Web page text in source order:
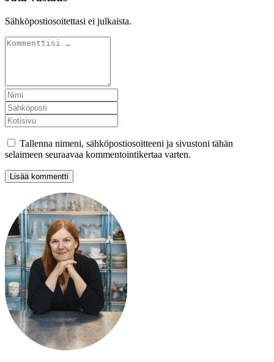
Sähköpostiosoitettasi ei julkaista.
Tallenna nimeni, sähköpostiosoitteeni ja sivustoni tähän
selaimeen seuraavaa kommentointikertaa varten.